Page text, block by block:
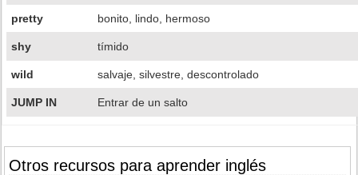
pretty bonito, lindo, hermoso
shy tímido
wild salvaje, silvestre, descontrolado
JUMP IN Entrar de un salto
Otros recursos para aprender inglés